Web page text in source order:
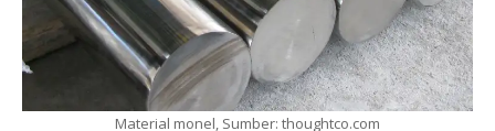
Material monel, Sumber: thoughtco.com